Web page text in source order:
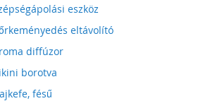
eszköz
eltávolító
diffúzor
borotva
fésű